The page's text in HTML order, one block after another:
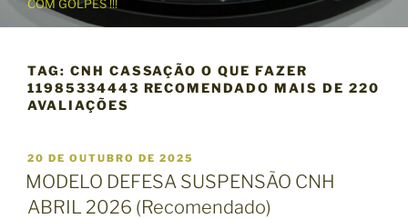
COM GOLPES !!!
TAG: CNH CASSAÇÃO O QUE FAZER
11985334443 RECOMENDADO MAIS DE 220
AVALIAÇÕES
P
U
B
L
20 DE OUTUBRO DE 2025
MODELO DEFESA SUSPENSÃO CNH
ABRIL 2026 (Recomendado)